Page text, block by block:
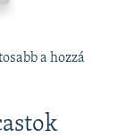
a hozzá